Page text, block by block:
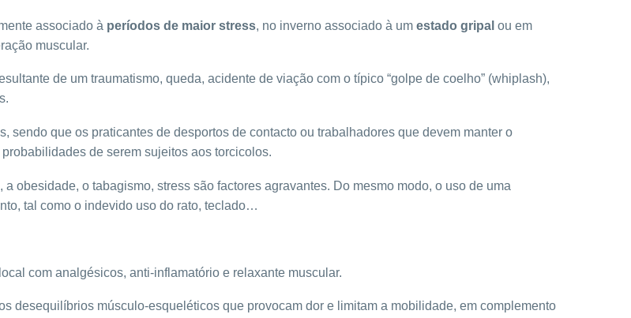
associado à períodos de maior stress, no inverno associado à um estado gripal ou em
muscular.
de um traumatismo, queda, acidente de viação com o típico “golpe de coelho” (whiplash),
sendo que os praticantes de desportos de contacto ou trabalhadores que devem manter o
de serem sujeitos aos torcicolos.
obesidade, o tabagismo, stress são factores agravantes. Do mesmo modo, o uso de uma
tal como o indevido uso do rato, teclado…
com analgésicos, anti-inflamatório e relaxante muscular.
desequilíbrios músculo-esqueléticos que provocam dor e limitam a mobilidade, em complemento